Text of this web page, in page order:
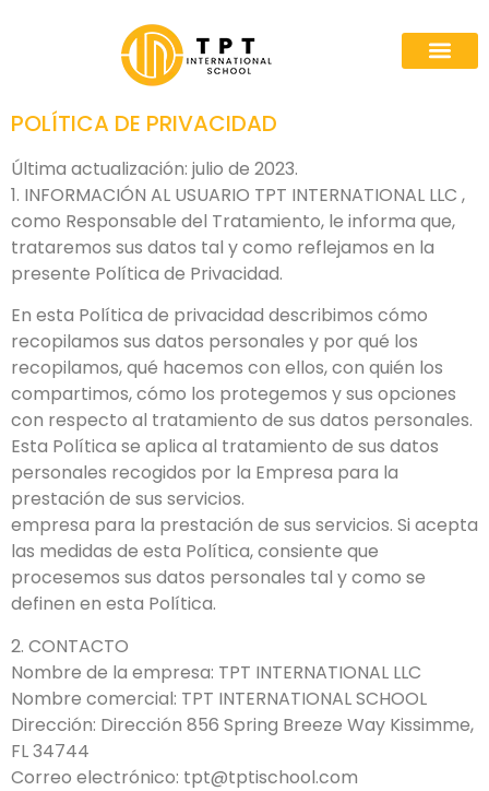
POLÍTICA DE PRIVACIDAD
Última actualización: julio de 2023.
1. INFORMACIÓN AL USUARIO TPT INTERNATIONAL LLC ,
como Responsable del Tratamiento, le informa que,
trataremos sus datos tal y como reflejamos en la
presente Política de Privacidad.
En esta Política de privacidad describimos cómo
recopilamos sus datos personales y por qué los
recopilamos, qué hacemos con ellos, con quién los
compartimos, cómo los protegemos y sus opciones
con respecto al tratamiento de sus datos personales.
Esta Política se aplica al tratamiento de sus datos
personales recogidos por la Empresa para la
prestación de sus servicios.
empresa para la prestación de sus servicios. Si acepta
las medidas de esta Política, consiente que
procesemos sus datos personales tal y como se
definen en esta Política.
2. CONTACTO
Nombre de la empresa: TPT INTERNATIONAL LLC
Nombre comercial: TPT INTERNATIONAL SCHOOL
Dirección: Dirección 856 Spring Breeze Way Kissimme,
FL 34744
Correo electrónico: tpt@tptischool.com